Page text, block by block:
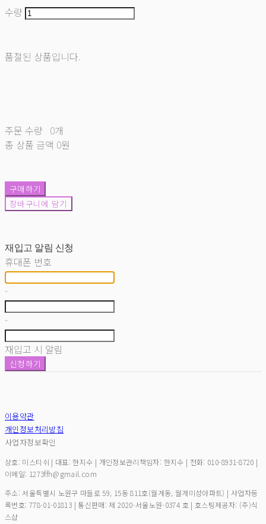
수량
품절된 상품입니다.
주문 수량 0개
총 상품 금액 0원
구매하기
장바구니에 담기
재입고 알림 신청
휴대폰 번호
-
-
재입고 시 알림
신청하기
이용약관
개인정보처리방침
사업자정보확인
상호: 미스티쉬 | 대표: 한지수 | 개인정보관리책임자: 한지수 | 전화: 010-8931-8720 |
이메일: 1273ffh@gmail.com
주소: 서울특별시 노원구 마들로 59, 15동 811호(월계동, 월계미성아파트) | 사업자등
록번호: 778-01-01813 | 통신판매:제 2020-서울노원-0374 호 | 호스팅제공자: (주)식
스샵